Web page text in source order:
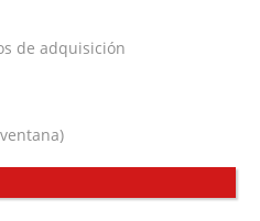
de adquisición